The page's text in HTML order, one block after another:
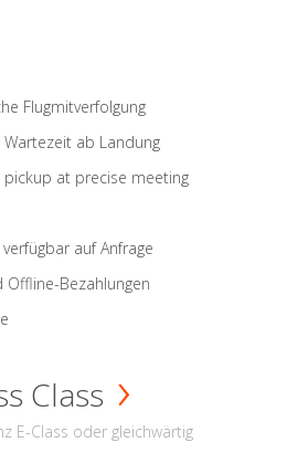
Flugmitverfolgung
ab Landung
pickup at precise meeting
auf Anfrage
Offline-Bezahlungen
Class
E-Class oder gleichwärtig